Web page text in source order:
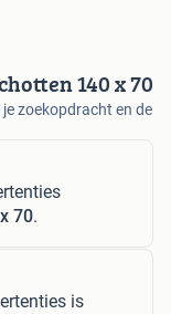
140 x 70
zoekopdracht en de
70.
is